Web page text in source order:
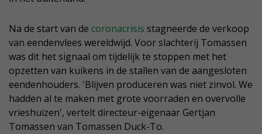
Na de start van de coronacrisis stagneerde de verkoop
van eendenvlees wereldwijd. Voor slachterij Tomassen
was dit het signaal om tijdelijk te stoppen met het
opzetten van kuikens in de stallen van de aangesloten
eendenhouders. 'Blijven produceren was niet zinvol. We
hadden al te maken met grote voorraden en overvolle
vrieshuizen', vertelt directeur-eigenaar Gertjan
Tomassen van Tomassen Duck-To.